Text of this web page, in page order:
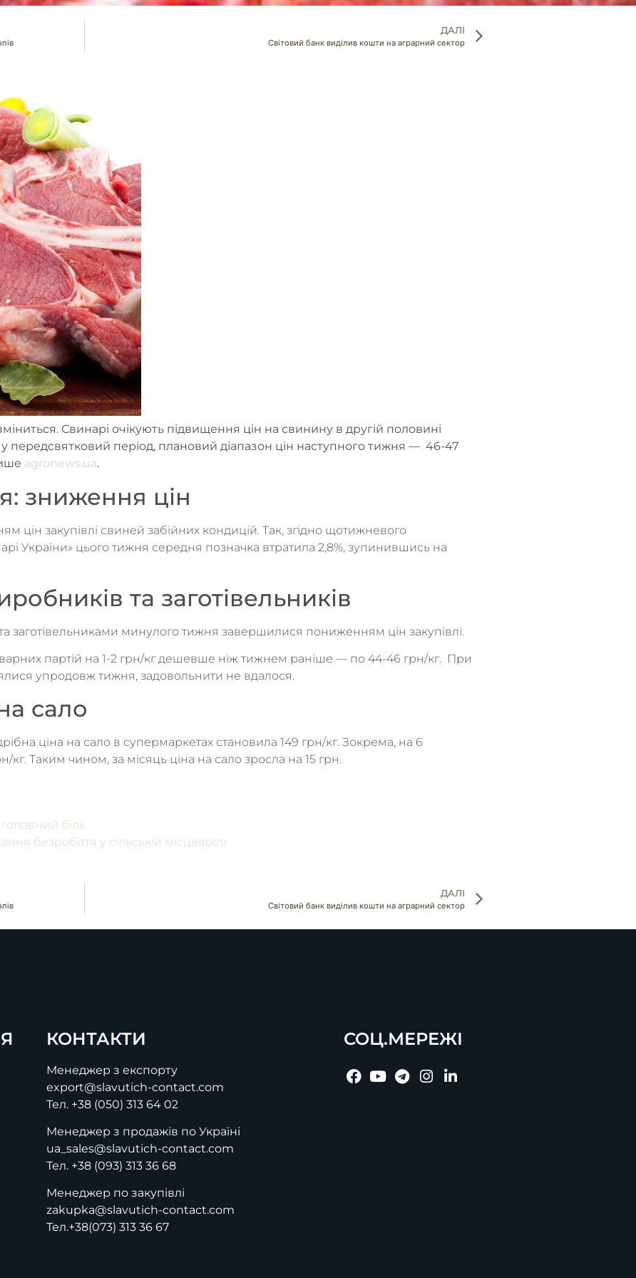
ДАЛІ
Світовий банк виділив кошти на аграрний сектор
Свинарі очікують підвищення цін на свинину в другій половині
у передсвятковий період, плановий діапазон цін наступного тижня — 46-47
agronews.ua.
зниження цін
закупівлі свиней забійних кондицій. Так, згідно щотижневого
України» цього тижня середня позначка втратила 2,8%, зупинившись на
та заготівельників
минулого тижня завершилися пониженням цін закупівлі.
партій на 1-2 грн/кг дешевше ніж тижнем раніше — по 44-46 грн/кг. При
упродовж тижня, задовольнити не вдалося.
сало
ціна на сало в супермаркетах становила 149 грн/кг. Зокрема, на 6
кг. Таким чином, за місяць ціна на сало зросла на 15 грн.
біль
безробіття у сільській місцевості
ДАЛІ
Світовий банк виділив кошти на аграрний сектор
КОНТАКТИ
Менеджер з експорту
export@slavutich-contact.com
Тел. +38 (050) 313 64 02
Менеджер з продажів по Україні
ua_sales@slavutich-contact.com
Тел. +38 (093) 313 36 68
Менеджер по закупівлі
zakupka@slavutich-contact.com
Тел.+38(073) 313 36 67
СОЦ.МЕРЕЖІ